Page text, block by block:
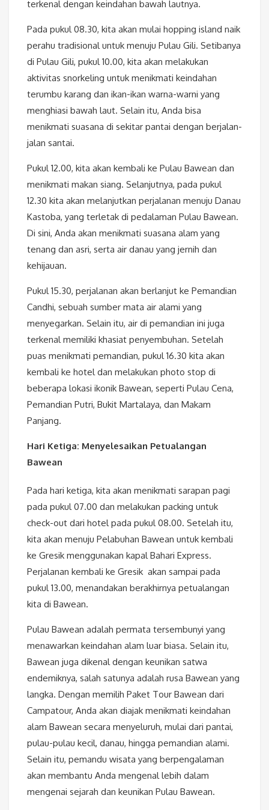
terkenal dengan keindahan bawah lautnya.
Pada pukul 08.30, kita akan mulai hopping island naik
perahu tradisional untuk menuju Pulau Gili. Setibanya
di Pulau Gili, pukul 10.00, kita akan melakukan
aktivitas snorkeling untuk menikmati keindahan
terumbu karang dan ikan-ikan warna-warni yang
menghiasi bawah laut. Selain itu, Anda bisa
menikmati suasana di sekitar pantai dengan berjalan-
jalan santai.
Pukul 12.00, kita akan kembali ke Pulau Bawean dan
menikmati makan siang. Selanjutnya, pada pukul
12.30 kita akan melanjutkan perjalanan menuju Danau
Kastoba, yang terletak di pedalaman Pulau Bawean.
Di sini, Anda akan menikmati suasana alam yang
tenang dan asri, serta air danau yang jernih dan
kehijauan.
Pukul 15.30, perjalanan akan berlanjut ke Pemandian
Candhi, sebuah sumber mata air alami yang
menyegarkan. Selain itu, air di pemandian ini juga
terkenal memiliki khasiat penyembuhan. Setelah
puas menikmati pemandian, pukul 16.30 kita akan
kembali ke hotel dan melakukan photo stop di
beberapa lokasi ikonik Bawean, seperti Pulau Cena,
Pemandian Putri, Bukit Martalaya, dan Makam
Panjang.
Hari Ketiga: Menyelesaikan Petualangan
Bawean
Pada hari ketiga, kita akan menikmati sarapan pagi
pada pukul 07.00 dan melakukan packing untuk
check-out dari hotel pada pukul 08.00. Setelah itu,
kita akan menuju Pelabuhan Bawean untuk kembali
ke Gresik menggunakan kapal Bahari Express.
Perjalanan kembali ke Gresik akan sampai pada
pukul 13.00, menandakan berakhirnya petualangan
kita di Bawean.
Pulau Bawean adalah permata tersembunyi yang
menawarkan keindahan alam luar biasa. Selain itu,
Bawean juga dikenal dengan keunikan satwa
endemiknya, salah satunya adalah rusa Bawean yang
langka. Dengan memilih Paket Tour Bawean dari
Campatour, Anda akan diajak menikmati keindahan
alam Bawean secara menyeluruh, mulai dari pantai,
pulau-pulau kecil, danau, hingga pemandian alami.
Selain itu, pemandu wisata yang berpengalaman
akan membantu Anda mengenal lebih dalam
mengenai sejarah dan keunikan Pulau Bawean.